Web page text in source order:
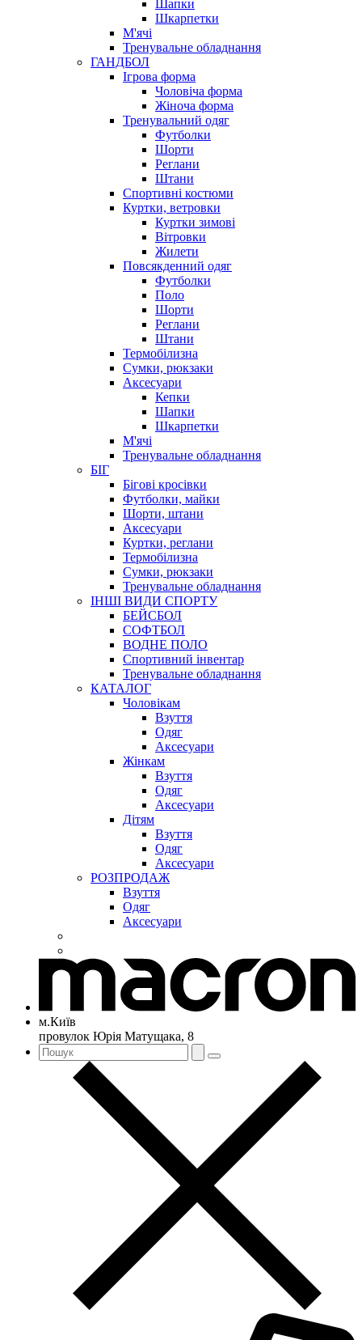
Шапки
Шкарпетки
М'ячі
Тренувальне обладнання
ГАНДБОЛ
Ігрова форма
Чоловіча форма
Жіноча форма
Тренувальний одяг
Футболки
Шорти
Реглани
Штани
Спортивні костюми
Куртки, ветровки
Куртки зимові
Вітровки
Жилети
Повсякденний одяг
Футболки
Поло
Шорти
Реглани
Штани
Термобілизна
Сумки, рюкзаки
Аксесуари
Кепки
Шапки
Шкарпетки
М'ячі
Тренувальне обладнання
БІГ
Бігові кросівки
Футболки, майки
Шорти, штани
Аксесуари
Куртки, реглани
Термобілизна
Сумки, рюкзаки
Тренувальне обладнання
ІНШІ ВИДИ СПОРТУ
БЕЙСБОЛ
СОФТБОЛ
ВОДНЕ ПОЛО
Спортивний інвентар
Тренувальне обладнання
КАТАЛОГ
Чоловікам
Взуття
Одяг
Аксесуари
Жінкам
Взуття
Одяг
Аксесуари
Дітям
Взуття
Одяг
Аксесуари
РОЗПРОДАЖ
Взуття
Одяг
Аксесуари
м.Київ
провулок Юрія Матущака, 8